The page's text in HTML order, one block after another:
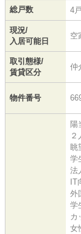
総戸数 4戸
現況/
入居可能日
空
取引態様/
賃貸区分
仲
物件番号
陽
２
眺
学
法
IT
外
学
カ
女